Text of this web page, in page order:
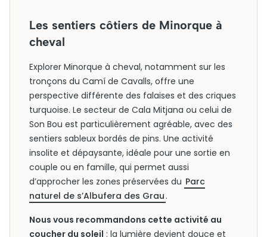
Les sentiers côtiers de Minorque à
cheval
Explorer Minorque à cheval, notamment sur les
tronçons du Camí de Cavalls, offre une
perspective différente des falaises et des criques
turquoise. Le secteur de Cala Mitjana ou celui de
Son Bou est particulièrement agréable, avec des
sentiers sableux bordés de pins. Une activité
insolite et dépaysante, idéale pour une sortie en
couple ou en famille, qui permet aussi
d’approcher les zones préservées du Parc
naturel de s’Albufera des Grau .
Nous vous recommandons cette activité au
coucher du soleil : la lumière devient douce et